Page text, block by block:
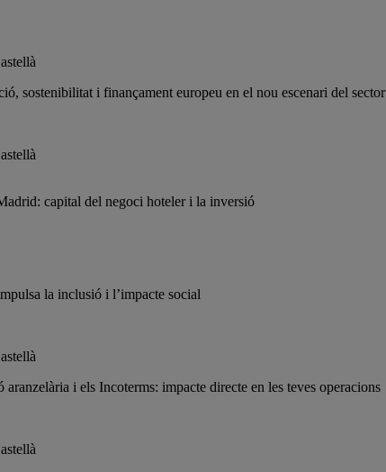
sostenibilitat i finançament europeu en el nou escenari del sector
capital del negoci hoteler i la inversió
la inclusió i l’impacte social
i els Incoterms: impacte directe en les teves operacions